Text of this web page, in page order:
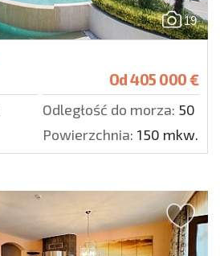
19
Od405 000 €
Odległość do morza: 50 m.
Powierzchnia: 150 mkw.